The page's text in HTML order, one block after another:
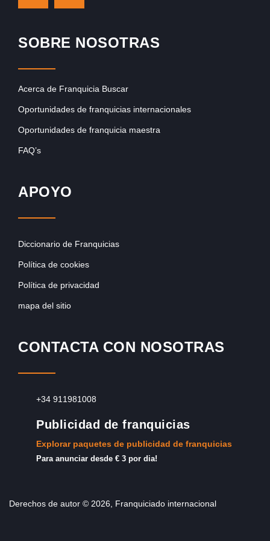
SOBRE NOSOTRAS
Acerca de Franquicia Buscar
Oportunidades de franquicias internacionales
Oportunidades de franquicia maestra
FAQ’s
APOYO
Diccionario de Franquicias
Política de cookies
Política de privacidad
mapa del sitio
CONTACTA CON NOSOTRAS
+34 911981008
Publicidad de franquicias
Explorar paquetes de publicidad de franquicias
Para anunciar desde € 3 por dia!
Derechos de autor © 2026, Franquiciado internacional